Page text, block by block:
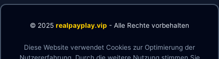
© 2025 realpayplay.vip - Alle Rechte vorbehalten
Diese Website verwendet Cookies zur Optimierung der